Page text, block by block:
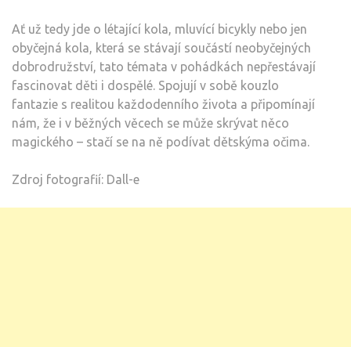
Ať už tedy jde o létající kola, mluvící bicykly nebo jen
obyčejná kola, která se stávají součástí neobyčejných
dobrodružství, tato témata v pohádkách nepřestávají
fascinovat děti i dospělé. Spojují v sobě kouzlo
fantazie s realitou každodenního života a připomínají
nám, že i v běžných věcech se může skrývat něco
magického – stačí se na ně podívat dětskýma očima.
Zdroj fotografií: Dall-e